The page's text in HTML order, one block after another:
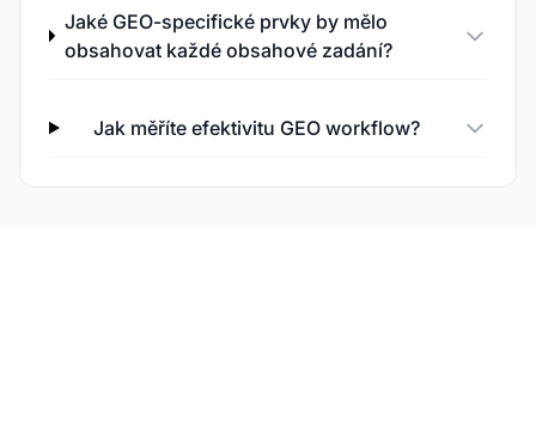
Jaké GEO-specifické prvky by mělo
obsahovat každé obsahové zadání?
Jak měříte efektivitu GEO workflow?